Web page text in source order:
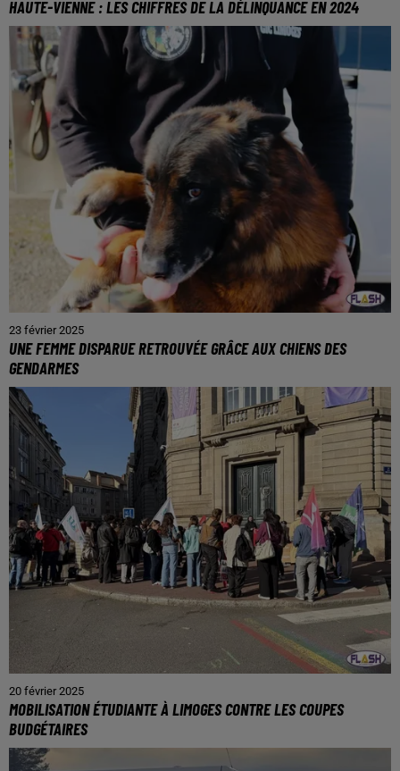
HAUTE-VIENNE : LES CHIFFRES DE LA DÉLINQUANCE EN 2024
23 février 2025
UNE FEMME DISPARUE RETROUVÉE GRÂCE AUX CHIENS DES
GENDARMES
20 février 2025
MOBILISATION ÉTUDIANTE À LIMOGES CONTRE LES COUPES
BUDGÉTAIRES